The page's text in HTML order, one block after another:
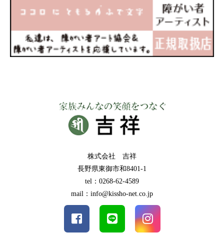
株式会社 吉祥
長野県東御市和8401-1
tel：0268-62-4589
mail：info@kissho-net.co.jp